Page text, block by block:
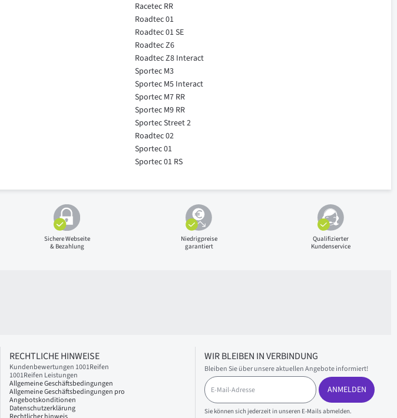
Racetec RR
Roadtec 01
Roadtec 01 SE
Roadtec Z6
Roadtec Z8 Interact
Sportec M3
Sportec M5 Interact
Sportec M7 RR
Sportec M9 RR
Sportec Street 2
Roadtec 02
Sportec 01
Sportec 01 RS
Sichere Webseite
& Bezahlung
Niedrigpreise
garantiert
Qualifizierter
Kundenservice
RECHTLICHE HINWEISE
Kundenbewertungen 1001Reifen
1001Reifen Leistungen
Allgemeine Geschäftsbedingungen
Allgemeine Geschäftsbedingungen pro
Angebotskonditionen
Datenschutzerklärung
WIR BLEIBEN IN VERBINDUNG
Bleiben Sie über unsere aktuellen Angebote informiert!
E
-
M
a
ANMELDEN
Sie können sich jederzeit in unseren E-Mails abmelden.